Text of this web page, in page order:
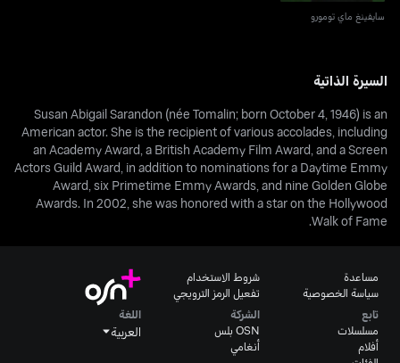
سايفينغ ماي تومورو
السيرة الذاتية
Susan Abigail Sarandon (née Tomalin; born October 4, 1946) is an
American actor. She is the recipient of various accolades, including
an Academy Award, a British Academy Film Award, and a Screen
Actors Guild Award, in addition to nominations for a Daytime Emmy
Award, six Primetime Emmy Awards, and nine Golden Globe
Awards. In 2002, she was honored with a star on the Hollywood
Walk of Fame.
مساعدة
سياسة الخصوصية
شروط الاستخدام
تفعيل الرمز الترويجي
تابع
مسلسلات
أفلام
الشركة
OSN بلس
أنغامي
اللغة
العربية